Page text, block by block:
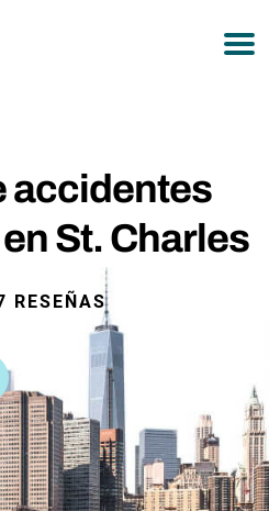
accidentes
St. Charles
RESEÑAS